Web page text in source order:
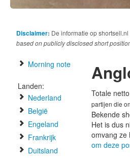
Disclaimer: De informatie op
based on publicly disclosed short
Morning note
Landen:
Nederland
België
Engeland
Frankrijk
Duitsland
Totale
partijen die
Bekende
Het is dus
omvang ze
om deze